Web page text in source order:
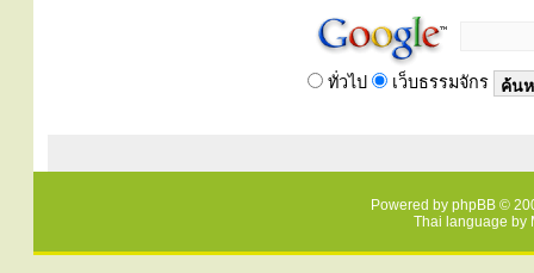
ทั่วไป เว็บธรรมจักร
Powered by phpBB ©
Thai language by